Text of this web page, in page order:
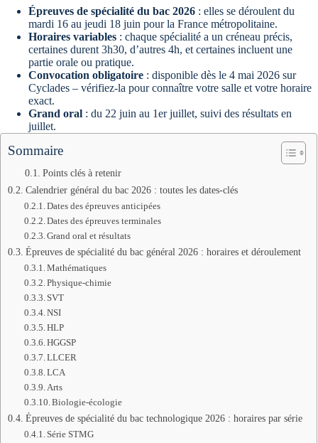
Épreuves de spécialité du bac 2026 : elles se déroulent du
mardi 16 au jeudi 18 juin pour la France métropolitaine.
Horaires variables : chaque spécialité a un créneau précis,
certaines durent 3h30, d’autres 4h, et certaines incluent une
partie orale ou pratique.
Convocation obligatoire : disponible dès le 4 mai 2026 sur
Cyclades – vérifiez-la pour connaître votre salle et votre horaire
exact.
Grand oral : du 22 juin au 1er juillet, suivi des résultats en
juillet.
Sommaire
Points clés à retenir
Calendrier général du bac 2026 : toutes les dates-clés
Dates des épreuves anticipées
Dates des épreuves terminales
Grand oral et résultats
Épreuves de spécialité du bac général 2026 : horaires et déroulement
Mathématiques
Physique-chimie
SVT
NSI
HLP
HGGSP
LLCER
LCA
Arts
Biologie-écologie
Épreuves de spécialité du bac technologique 2026 : horaires par série
Série STMG